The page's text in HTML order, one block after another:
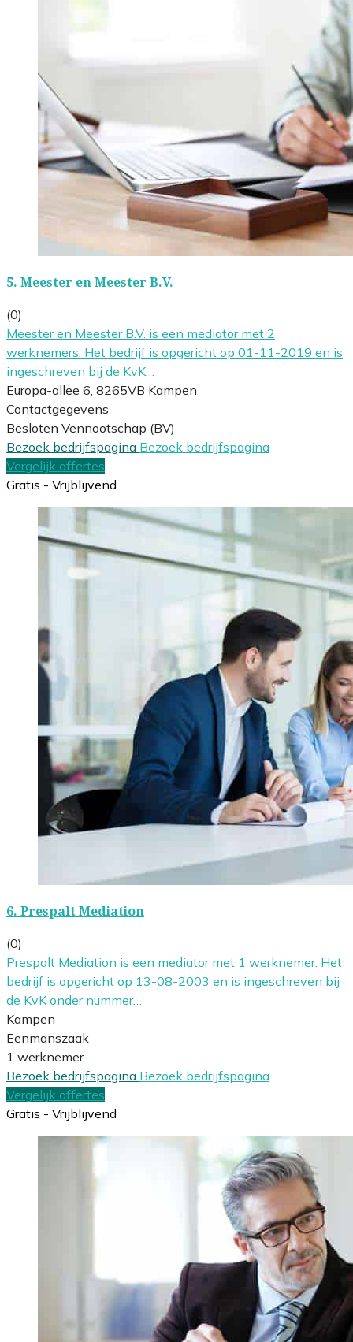
5. Meester en Meester B.V.
(0)
Meester en Meester B.V. is een mediator met 2
werknemers. Het bedrijf is opgericht op 01-11-2019 en is
ingeschreven bij de KvK…
Europa-allee 6, 8265VB Kampen
Contactgegevens
Besloten Vennootschap (BV)
Bezoek bedrijfspagina Bezoek bedrijfspagina
Vergelijk offertes
Gratis - Vrijblijvend
6. Prespalt Mediation
(0)
Prespalt Mediation is een mediator met 1 werknemer. Het
bedrijf is opgericht op 13-08-2003 en is ingeschreven bij
de KvK onder nummer…
Kampen
Eenmanszaak
1 werknemer
Bezoek bedrijfspagina Bezoek bedrijfspagina
Vergelijk offertes
Gratis - Vrijblijvend